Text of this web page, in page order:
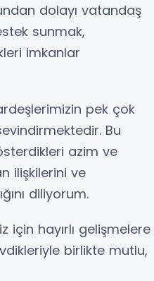
dolayı vatandaş
sunmak,
imkanlar
pek çok
Bu
azim ve
ilişkilerini ve
diliyorum.
için hayırlı gelişmelere
birlikte mutlu,